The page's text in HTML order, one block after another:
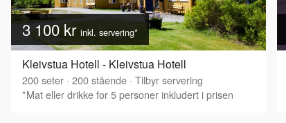
3 100 krinkl. servering*
Kleivstua Hotell - Kleivstua Hotell
200seter · 200stående · Tilbyr servering
*Mat eller drikke for 5 personer inkludert i prisen